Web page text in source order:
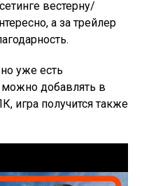
вестерну/
а за трейлер
уже есть
можно добавлять в
игра получится также